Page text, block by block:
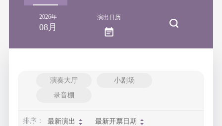
2026年
08月
演出日历
演奏大厅
小剧场
录音棚
排序： 最新演出 最新开票日期